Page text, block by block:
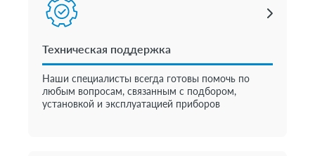
Техническая поддержка
Наши специалисты всегда готовы помочь по
любым вопросам, связанным с подбором,
установкой и эксплуатацией приборов